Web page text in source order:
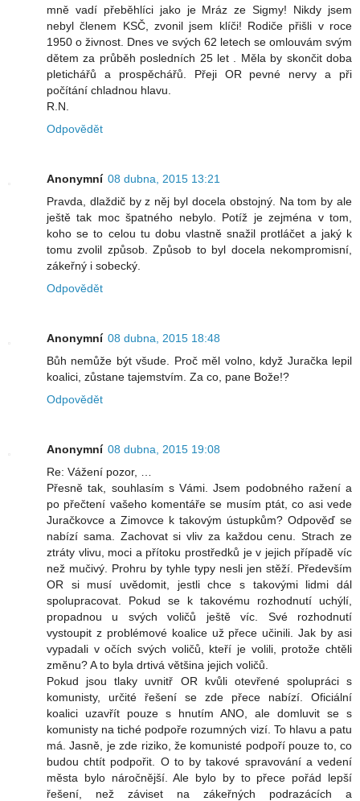
mně vadí přeběhlíci jako je Mráz ze Sigmy! Nikdy jsem
nebyl členem KSČ, zvonil jsem klíči! Rodiče přišli v roce
1950 o živnost. Dnes ve svých 62 letech se omlouvám svým
dětem za průběh posledních 25 let . Měla by skončit doba
pletichářů a prospěchářů. Přeji OR pevné nervy a při
počítání chladnou hlavu.
R.N.
Odpovědět
Anonymní 08 dubna, 2015 13:21
Pravda, dlaždič by z něj byl docela obstojný. Na tom by ale
ještě tak moc špatného nebylo. Potíž je zejména v tom,
koho se to celou tu dobu vlastně snažil protláčet a jaký k
tomu zvolil způsob. Způsob to byl docela nekompromisní,
zákeřný i sobecký.
Odpovědět
Anonymní 08 dubna, 2015 18:48
Bůh nemůže být všude. Proč měl volno, když Juračka lepil
koalici, zůstane tajemstvím. Za co, pane Bože!?
Odpovědět
Anonymní 08 dubna, 2015 19:08
Re: Vážení pozor, …
Přesně tak, souhlasím s Vámi. Jsem podobného ražení a
po přečtení vašeho komentáře se musím ptát, co asi vede
Juračkovce a Zimovce k takovým ústupkům? Odpověď se
nabízí sama. Zachovat si vliv za každou cenu. Strach ze
ztráty vlivu, moci a přítoku prostředků je v jejich případě víc
než mučivý. Prohru by tyhle typy nesli jen stěží. Především
OR si musí uvědomit, jestli chce s takovými lidmi dál
spolupracovat. Pokud se k takovému rozhodnutí uchýlí,
propadnou u svých voličů ještě víc. Své rozhodnutí
vystoupit z problémové koalice už přece učinili. Jak by asi
vypadali v očích svých voličů, kteří je volili, protože chtěli
změnu? A to byla drtivá většina jejich voličů.
Pokud jsou tlaky uvnitř OR kvůli otevřené spolupráci s
komunisty, určité řešení se zde přece nabízí. Oficiální
koalici uzavřít pouze s hnutím ANO, ale domluvit se s
komunisty na tiché podpoře rozumných vizí. To hlavu a patu
má. Jasně, je zde riziko, že komunisté podpoří pouze to, co
budou chtít podpořit. O to by takové spravování a vedení
města bylo náročnější. Ale bylo by to přece pořád lepší
řešení, než záviset na zákeřných podrazácích a